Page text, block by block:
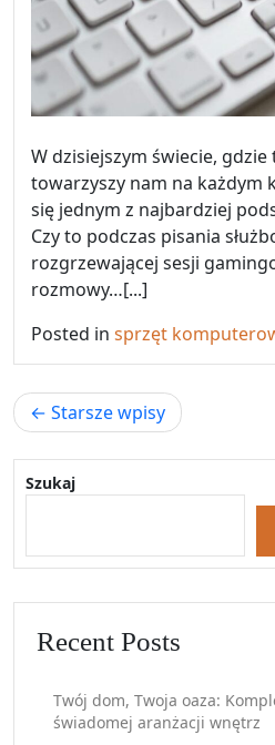
W dzisiejszym świecie,
towarzyszy nam na każdym
się jednym z najbardziej
Czy to podczas pisania
rozgrzewającej sesji
rozmowy…[...]
Posted in sprzęt
Nawigacja
po
wpisach
Starsze wpisy
Szukaj
Recent Posts
Twój dom, Twoja oaza:
świadomej aranżacji wnętrz